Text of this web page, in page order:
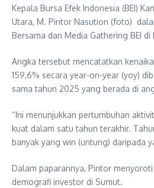
Kepala Bursa Efek Indonesia (BEI)
Utara, M. Pintor Nasution (foto)
Bersama dan Media Gathering BEI
Angka tersebut mencatatkan
159,6% secara year-on-year (yoy)
sama tahun 2025 yang berada di
“Ini menunjukkan pertumbuhan
kuat dalam satu tahun terakhir.
banyak yang win (untung) daripada
Dalam paparannya, Pintor
demografi investor di Sumut.